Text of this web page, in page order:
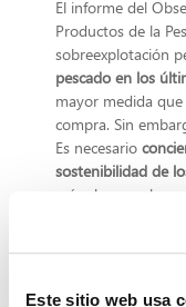
Este sitio web usa
El informe del
Productos de la
sobreexplotación
pescado en los
mayor medida
compra. Sin
Es necesario
sostenibilidad de
más claros es la
de desaparición.
imprescindible